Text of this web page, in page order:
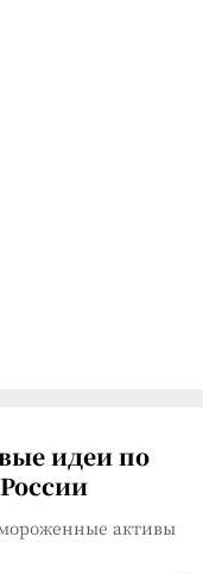
идеи по
активы